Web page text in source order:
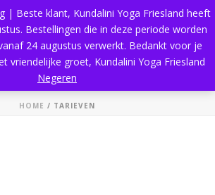
HOME / TARIEVEN
| Beste klant, Kundalini Yoga Friesland heeft
Bestellingen die in deze periode worden
24 augustus verwerkt. Bedankt voor je
vriendelijke groet, Kundalini Yoga Friesland
Negeren